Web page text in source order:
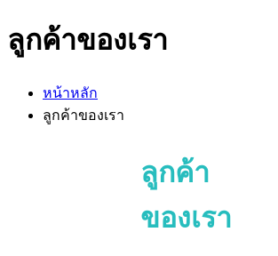
ลูกค้าของเรา
หน้าหลัก
ลูกค้าของเรา
ลูกค้า
ของเรา